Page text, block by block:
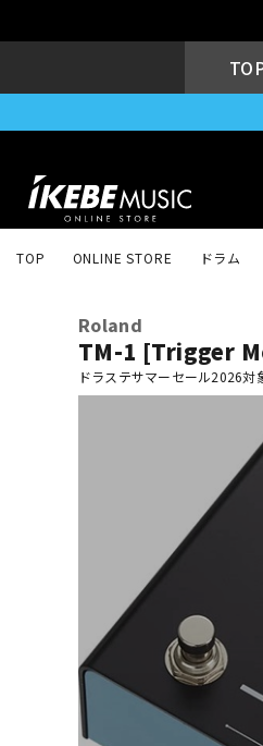
DJ機器
中古
TOP ONLINE STORE ドラム
Roland
TM-1 [Trigger
ドラステサマーセール2026対